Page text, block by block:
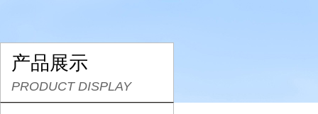
产品展示
PRODUCT DISPLAY